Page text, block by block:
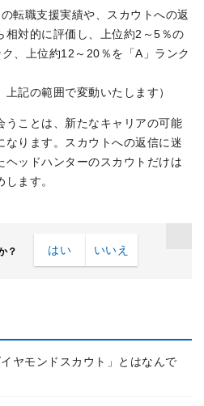
転職支援実績や、スカウトへの返
相対的に評価し、上位約2～5％の
、上位約12～20％を「A」ランク
記の範囲で変動いたします）
うことは、新たなキャリアの可能
なります。スカウトへの返信に迷
ヘッドハンターのスカウトだけは
ます。
？ はい いいえ
ヤモンドスカウト」とはなんで